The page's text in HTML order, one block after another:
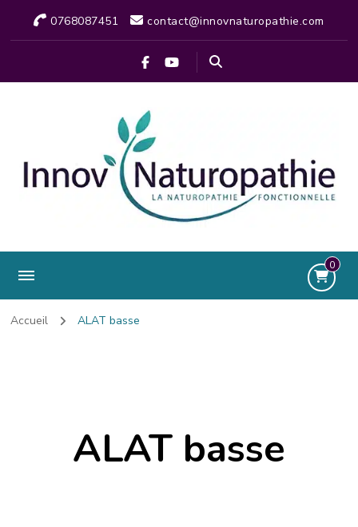
0768087451 contact@innovnaturopathie.com
0
Accueil ALAT basse
ALAT basse